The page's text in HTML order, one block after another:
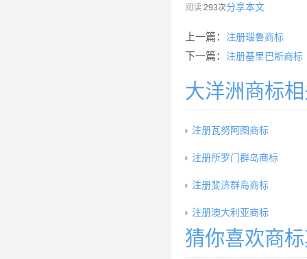
阅读:293次分享本文
上一篇： 注册瑙鲁商标
下一篇： 注册基里巴斯商标
大洋洲商标
注册瓦努阿图商标
注册所罗门群岛商标
注册斐济群岛商标
注册澳大利亚商标
猜你喜欢商